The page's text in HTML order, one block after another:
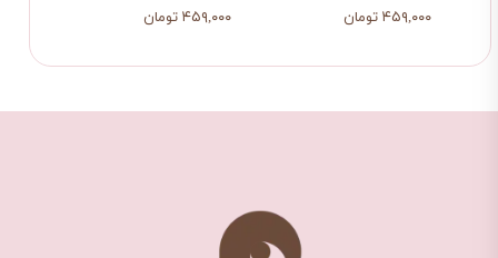
۴۵۹,۰۰۰ تومان ۴۵۹,۰۰۰ تومان